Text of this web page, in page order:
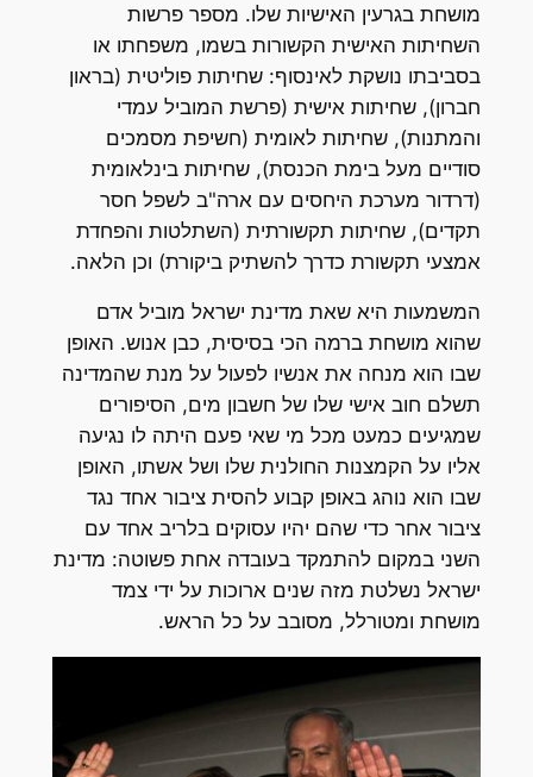
מושחת בגרעין האישיות שלו. מספר פרשות
השחיתות האישית הקשורות בשמו, משפחתו או
בסביבתו נושקת לאינסוף: שחיתות פוליטית (בראון
חברון), שחיתות אישית (פרשת המוביל עמדי
והמתנות), שחיתות לאומית (חשיפת מסמכים
סודיים מעל בימת הכנסת), שחיתות בינלאומית
(דרדור מערכת היחסים עם ארה"ב לשפל חסר
תקדים), שחיתות תקשורתית (השתלטות והפחדת
אמצעי תקשורת כדרך להשתיק ביקורת) וכן הלאה.
המשמעות היא שאת מדינת ישראל מוביל אדם
שהוא מושחת ברמה הכי בסיסית, כבן אנוש. האופן
שבו הוא מנחה את אנשיו לפעול על מנת שהמדינה
תשלם חוב אישי שלו של חשבון מים, הסיפורים
שמגיעים כמעט מכל מי שאי פעם היתה לו נגיעה
אליו על הקמצנות החולנית שלו ושל אשתו, האופן
שבו הוא נוהג באופן קבוע להסית ציבור אחד נגד
ציבור אחר כדי שהם יהיו עסוקים בלריב אחד עם
השני במקום להתמקד בעובדה אחת פשוטה: מדינת
ישראל נשלטת מזה שנים ארוכות על ידי צמד
מושחת ומטורלל, מסובב על כל הראש.